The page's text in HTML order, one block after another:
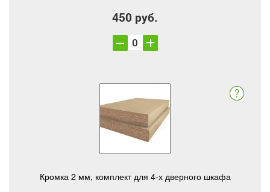
450 руб.
Кромка 2 мм, комплект для 4-х дверного шкафа